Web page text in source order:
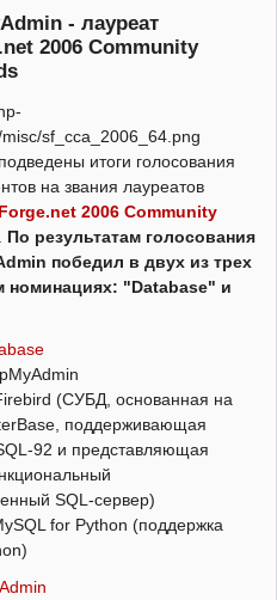
- лауреат
2006 Community
итоги голосования
на звания лауреатов
2006 Community
По результатам голосования
победил в двух из трех
номинациях: "Database" и
(СУБД, основанная на
поддерживающая
92 и представляющая
SQL-сервер)
for Python (поддержка